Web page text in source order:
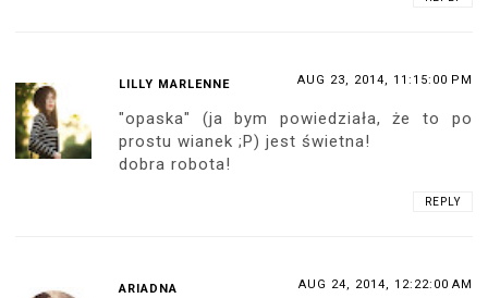
LILLY MARLENNE AUG 23, 2014, 11:15:00 PM
"opaska" (ja bym powiedziała, że to po
prostu wianek ;P) jest świetna!
dobra robota!
REPLY
ARIADNA AUG 24, 2014, 12:22:00 AM